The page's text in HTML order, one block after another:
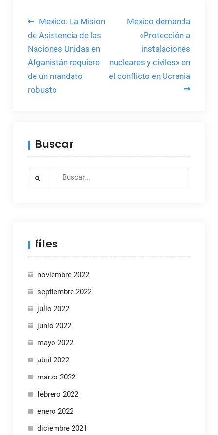
Navegación
de
entradas
México: La Misión
de Asistencia de las
Naciones Unidas en
Afganistán requiere
de un mandato
robusto
México demanda
«Protección a
instalaciones
nucleares y civiles» en
el conflicto en Ucrania
Buscar
Search
files
noviembre 2022
septiembre 2022
julio 2022
junio 2022
mayo 2022
abril 2022
marzo 2022
febrero 2022
enero 2022
diciembre 2021